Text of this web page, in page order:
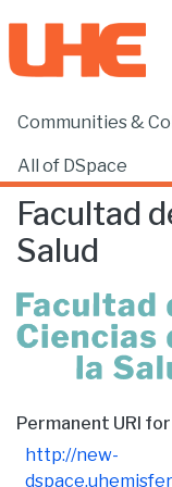
Communities &
All of DSpace
Home
Facultad
Salud
Permanent URI
http://new-